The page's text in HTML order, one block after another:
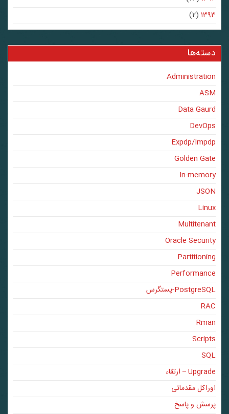
۱۳۹۳(۲)
دسته‌ها
Administration
ASM
Data Gaurd
DevOps
Expdp/Impdp
Golden Gate
In-memory
JSON
Linux
Multitenant
Oracle Security
Partitioning
Performance
PostgreSQL-پستگرس
RAC
Rman
Scripts
SQL
Upgrade – ارتقاء
اوراکل مقدماتی
پرسش و پاسخ